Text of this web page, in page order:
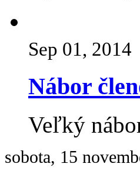
Sep 01, 2014
Nábor
Veľký
sobota, 15